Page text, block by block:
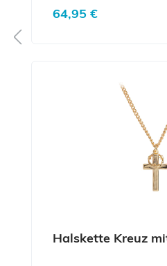
Regulärer Preis:
64,95 €
Halskette Kreuz